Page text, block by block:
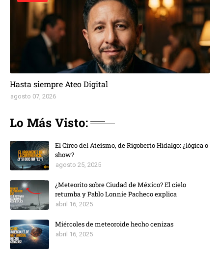
Hasta siempre Ateo Digital
agosto 07, 2026
Lo Más Visto:
El Circo del Ateísmo, de Rigoberto Hidalgo: ¿lógica o
show?
agosto 25, 2025
¿Meteorito sobre Ciudad de México? El cielo
retumba y Pablo Lonnie Pacheco explica
abril 16, 2025
Miércoles de meteoroide hecho cenizas
abril 16, 2025